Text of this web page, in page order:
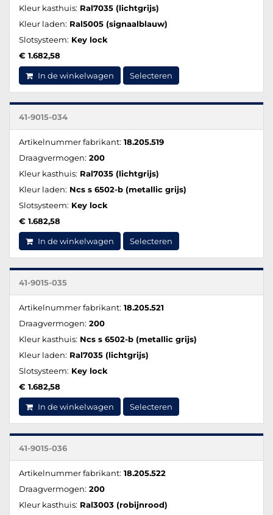
Kleur kasthuis: Ral7035 (lichtgrijs)
Kleur laden: Ral5005 (signaalblauw)
Slotsysteem: Key lock
€ 1.682,58
In de winkelwagen Selecteren
41-9015-034
Artikelnummer fabrikant: 18.205.519
Draagvermogen: 200
Kleur kasthuis: Ral7035 (lichtgrijs)
Kleur laden: Ncs s 6502-b (metallic grijs)
Slotsysteem: Key lock
€ 1.682,58
In de winkelwagen Selecteren
41-9015-035
Artikelnummer fabrikant: 18.205.521
Draagvermogen: 200
Kleur kasthuis: Ncs s 6502-b (metallic grijs)
Kleur laden: Ral7035 (lichtgrijs)
Slotsysteem: Key lock
€ 1.682,58
In de winkelwagen Selecteren
41-9015-036
Artikelnummer fabrikant: 18.205.522
Draagvermogen: 200
Kleur kasthuis: Ral3003 (robijnrood)